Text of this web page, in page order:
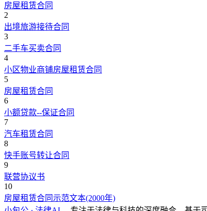
房屋租赁合同
2
出境旅游接待合同
3
二手车买卖合同
4
小区物业商铺房屋租赁合同
5
房屋租赁合同
6
小额贷款--保证合同
7
汽车租赁合同
8
快手账号转让合同
9
联营协议书
10
房屋租赁合同示范文本(2000年)